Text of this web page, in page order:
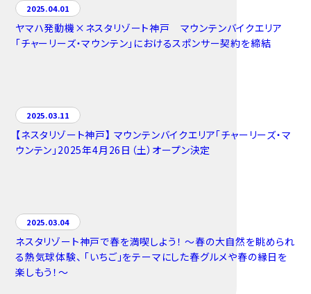
2025.04.01
ヤマハ発動機×ネスタリゾート神戸 マウンテンバイクエリア
「チャーリーズ・マウンテン」におけるスポンサー契約を締結
2025.03.11
【ネスタリゾート神戸】 マウンテンバイクエリア「チャーリーズ・マ
ウンテン」2025年4月26日（土）オープン決定
2025.03.04
ネスタリゾート神戸で春を満喫しよう！ ～春の大自然を眺められ
る熱気球体験、 「いちご」をテーマにした春グルメや春の縁日を
楽しもう！～